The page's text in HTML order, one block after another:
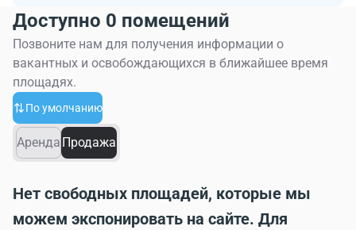
Доступно 0 помещений
Позвоните нам для получения информации о
вакантных и освобождающихся в ближайшее время
площадях.
По умолчанию
Аренда Продажа
Нет свободных площадей, которые мы
можем экспонировать на сайте. Для